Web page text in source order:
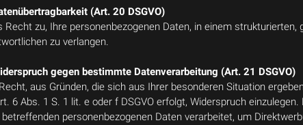
(Art. 20 DSGVO)
Recht zu, Ihre personenbezogenen Daten, in einem
zu verlangen.
gegen bestimmte Datenverarbeitung (Art. 21 DSGVO)
aus Gründen, die sich aus Ihrer besonderen Situation
6 Abs. 1 S. 1 lit. e oder f DSGVO erfolgt, Widerspruch
betreffenden personenbezogenen Daten verarbeitet, um